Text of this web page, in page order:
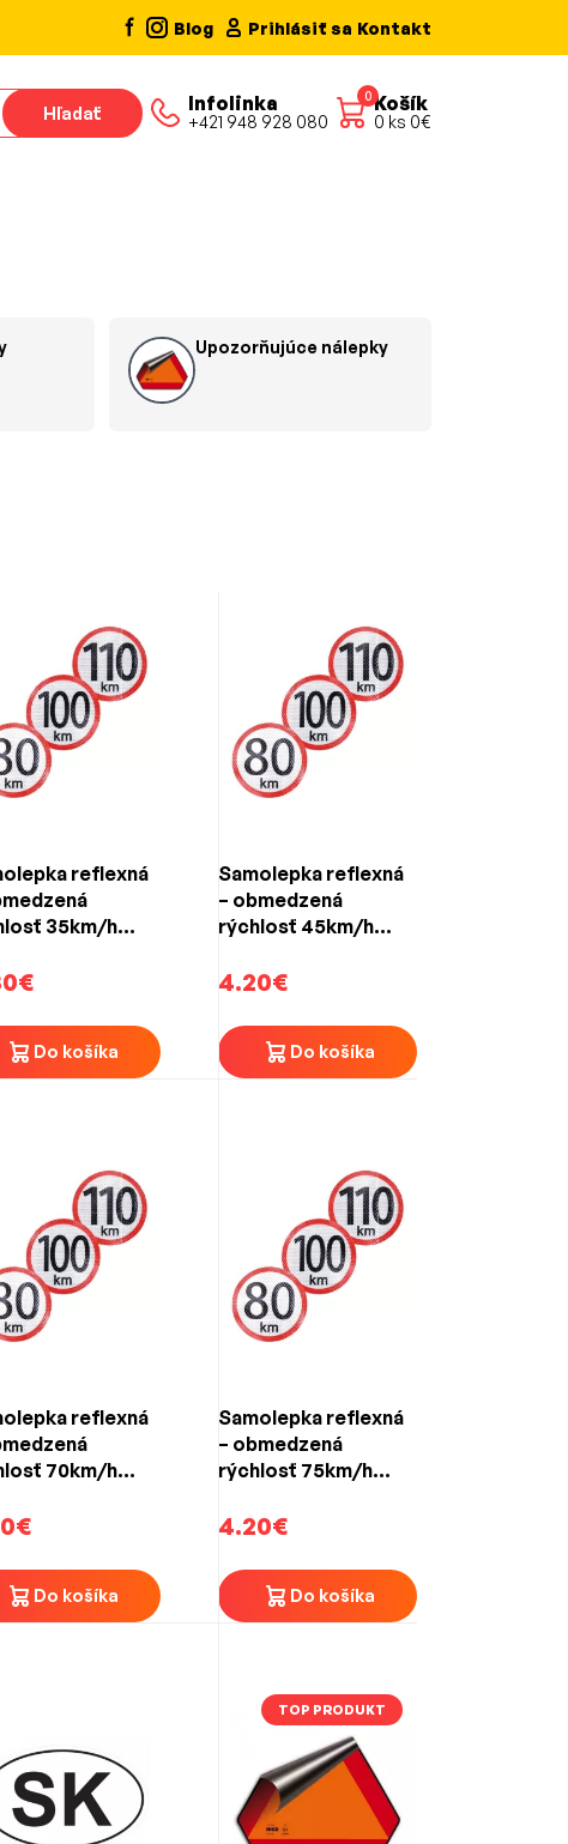
Blog Prihlásiť sa Kontakt
Hľadať Infolinka
+421 948 928 080
0Košík
0 ks 0€
Upozorňujúce nálepky
reflexná
35km/h
Do košíka
Samolepka reflexná
– obmedzená
rýchlosť 45km/h
4.20€
Do košíka
reflexná
70km/h
Do košíka
Samolepka reflexná
– obmedzená
rýchlosť 75km/h
4.20€
Do košíka
TOP PRODUKT